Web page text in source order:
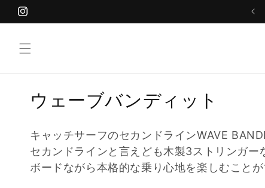
ンツに
進む
Instagram
8/8（土）～8/16（日）夏季休業 とさせていただきます。
コ
ク
シ
ウェーブバンディット
キャッチサーフのセカンドラインWAVE
セカンドラインと言えども木製3ストリンガ
ボードながら本格的な乗り心地を楽しむことが